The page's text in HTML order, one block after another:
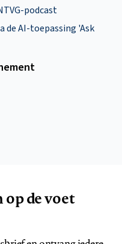
podcast
de AI-toepassing 'Ask
de voet